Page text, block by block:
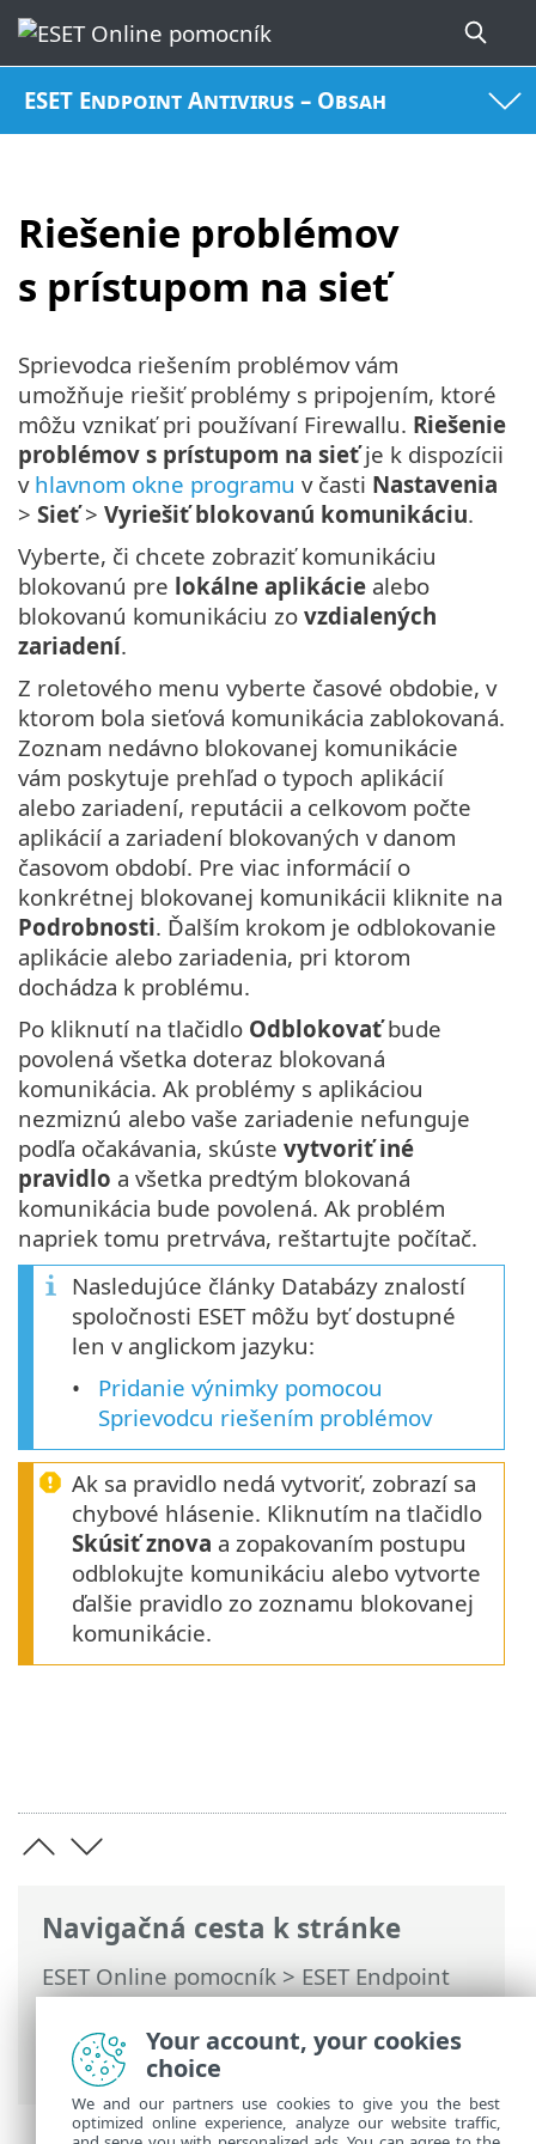
ESET Endpoint Antivirus – Obsah
Riešenie problémov
s prístupom na sieť
Navigačná cesta k stránke
ESET Online pomocník>ESET Endpoint
Antivirus>Používanie programu ESET
Endpoint Antivirus>Nastavenia>Sieť>
Riešenie problémov s prístupom na sieť
Sprievodca riešením problémov vám
umožňuje riešiť problémy s pripojením, ktoré
môžu vznikať pri používaní Firewallu. Riešenie
problémov s prístupom na sieťje k dispozícii
v hlavnom okne programu v časti Nastavenia
> Sieť> Vyriešiť blokovanú komunikáciu.
Vyberte, či chcete zobraziť komunikáciu
blokovanú pre lokálne aplikácie alebo
blokovanú komunikáciu zo vzdialených
zariadení.
Z roletového menu vyberte časové obdobie, v
ktorom bola sieťová komunikácia zablokovaná.
Zoznam nedávno blokovanej komunikácie
vám poskytuje prehľad o typoch aplikácií
alebo zariadení, reputácii a celkovom počte
aplikácií a zariadení blokovaných v danom
časovom období. Pre viac informácií o
konkrétnej blokovanej komunikácii kliknite na
Podrobnosti. Ďalším krokom je odblokovanie
aplikácie alebo zariadenia, pri ktorom
dochádza k problému.
Po kliknutí na tlačidlo Odblokovaťbude
povolená všetka doteraz blokovaná
komunikácia. Ak problémy s aplikáciou
nezmiznú alebo vaše zariadenie nefunguje
podľa očakávania, skúste vytvoriť iné
pravidlo a všetka predtým blokovaná
komunikácia bude povolená. Ak problém
napriek tomu pretrváva, reštartujte počítač.
Nasledujúce články Databázy znalostí
spoločnosti ESET môžu byť dostupné
len v anglickom jazyku:
Pridanie výnimky pomocou
Sprievodcu riešením problémov
Ak sa pravidlo nedá vytvoriť, zobrazí sa
chybové hlásenie. Kliknutím na tlačidlo
Skúsiť znova a zopakovaním postupu
odblokujte komunikáciu alebo vytvorte
ďalšie pravidlo zo zoznamu blokovanej
komunikácie.
Your account, your cookies
choice
We and our partners use cookies to give you the best
optimized online experience, analyze our website traffic,